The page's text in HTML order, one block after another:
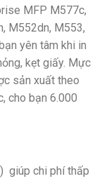
MFP M577c,
M552dn, M553,
yên tâm khi in
kẹt giấy. Mực
sản xuất theo
cho bạn 6.000
giúp chi phí thấp